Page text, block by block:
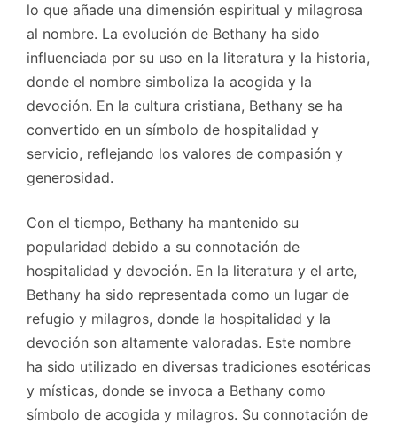
lo que añade una dimensión espiritual y milagrosa
al nombre. La evolución de Bethany ha sido
influenciada por su uso en la literatura y la historia,
donde el nombre simboliza la acogida y la
devoción. En la cultura cristiana, Bethany se ha
convertido en un símbolo de hospitalidad y
servicio, reflejando los valores de compasión y
generosidad.
Con el tiempo, Bethany ha mantenido su
popularidad debido a su connotación de
hospitalidad y devoción. En la literatura y el arte,
Bethany ha sido representada como un lugar de
refugio y milagros, donde la hospitalidad y la
devoción son altamente valoradas. Este nombre
ha sido utilizado en diversas tradiciones esotéricas
y místicas, donde se invoca a Bethany como
símbolo de acogida y milagros. Su connotación de